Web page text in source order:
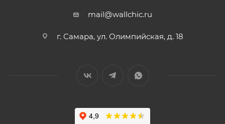
mail@wallchic.ru
г. Самара, ул. Олимпийская, д. 18